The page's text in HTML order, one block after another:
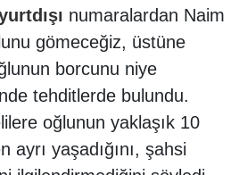
numaralardan Naim
gömeceğiz, üstüne
borcunu niye
tehditlerde bulundu.
oğlunun yaklaşık 10
ayrı yaşadığını, şahsi